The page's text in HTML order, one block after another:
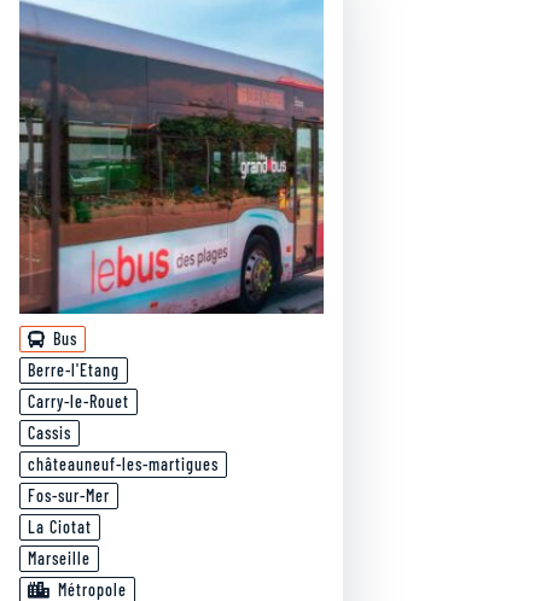
Bus
Berre-l'Etang
Carry-le-Rouet
Cassis
châteauneuf-les-martigues
Fos-sur-Mer
La Ciotat
Marseille
Métropole